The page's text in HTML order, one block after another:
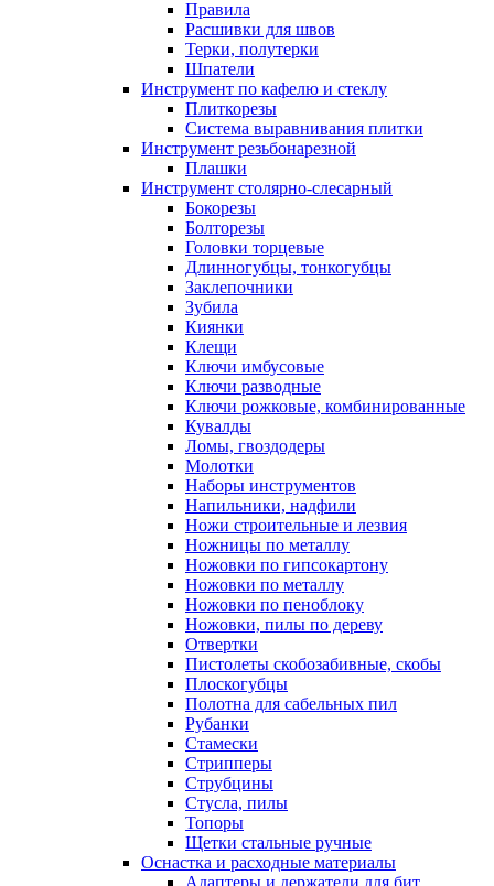
Правила
Расшивки для швов
Терки, полутерки
Шпатели
Инструмент по кафелю и стеклу
Плиткорезы
Система выравнивания плитки
Инструмент резьбонарезной
Плашки
Инструмент столярно-слесарный
Бокорезы
Болторезы
Головки торцевые
Длинногубцы, тонкогубцы
Заклепочники
Зубила
Киянки
Клещи
Ключи имбусовые
Ключи разводные
Ключи рожковые, комбинированные
Кувалды
Ломы, гвоздодеры
Молотки
Наборы инструментов
Напильники, надфили
Ножи строительные и лезвия
Ножницы по металлу
Ножовки по гипсокартону
Ножовки по металлу
Ножовки по пеноблоку
Ножовки, пилы по дереву
Отвертки
Пистолеты скобозабивные, скобы
Плоскогубцы
Полотна для сабельных пил
Рубанки
Стамески
Стрипперы
Струбцины
Стусла, пилы
Топоры
Щетки стальные ручные
Оснастка и расходные материалы
Адаптеры и держатели для бит